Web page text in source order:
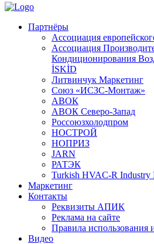
Партнёры
Ассоциация
Aссоциация
Кондиционирования
İSKİD
Литвинчук Маркетинг
Союз «ИСЗС-Монтаж»
АВОК
АВОК Северо-Запад
Россоюзхолодпром
НОСТРОЙ
НОПРИЗ
JARN
РАТЭК
Turkish HVAC-R Industry
Маркетинг
Контакты
Реквизиты АПИК
Реклама на сайте
Правила использования
Видео